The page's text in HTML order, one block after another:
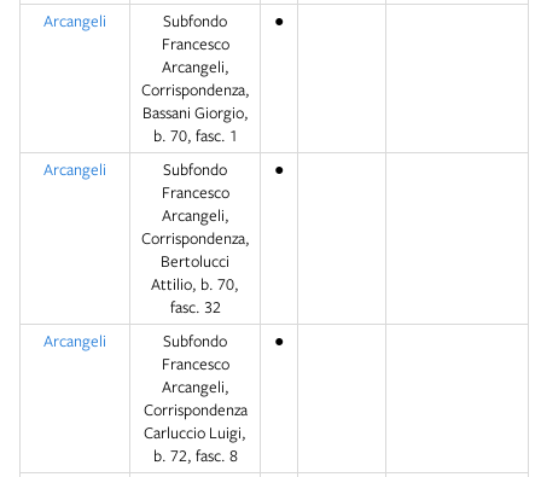
Arcangeli
Subfondo
Francesco
Arcangeli,
Corrispondenza,
Bassani Giorgio,
b. 70, fasc. 1
●
Arcangeli
Subfondo
Francesco
Arcangeli,
Corrispondenza,
Bertolucci
Attilio, b. 70,
fasc. 32
●
Arcangeli
Subfondo
Francesco
Arcangeli,
Corrispondenza
Carluccio Luigi,
b. 72, fasc. 8
●